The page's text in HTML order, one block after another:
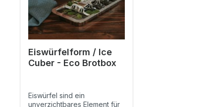
Eiswürfelform / Ice
Cuber - Eco Brotbox
Eiswürfel sind ein
unverzichtbares Element für